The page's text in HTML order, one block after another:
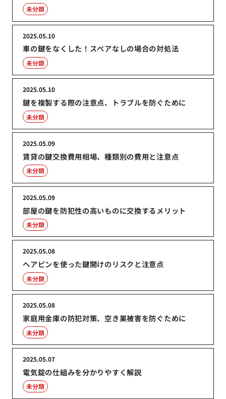
未分類
車の鍵をなくした！スペアなしの場合の対処法
2025.05.10
未分類
鍵を複製する際の注意点、トラブルを防ぐために
2025.05.10
未分類
賃貸の鍵交換費用相場、種類別の費用と注意点
2025.05.09
未分類
部屋の鍵を防犯性の高いものに交換するメリット
2025.05.09
未分類
ヘアピンを使った鍵開けのリスクと注意点
2025.05.08
未分類
家庭用金庫の防犯対策、空き巣被害を防ぐために
2025.05.08
未分類
電気錠の仕組みを分かりやすく解説
2025.05.07
未分類